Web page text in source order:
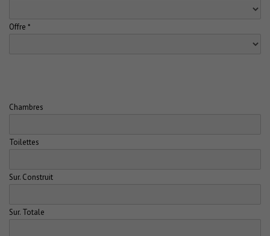
Offre *
Chambres
Toilettes
Sur. Construit
Sur. Totale